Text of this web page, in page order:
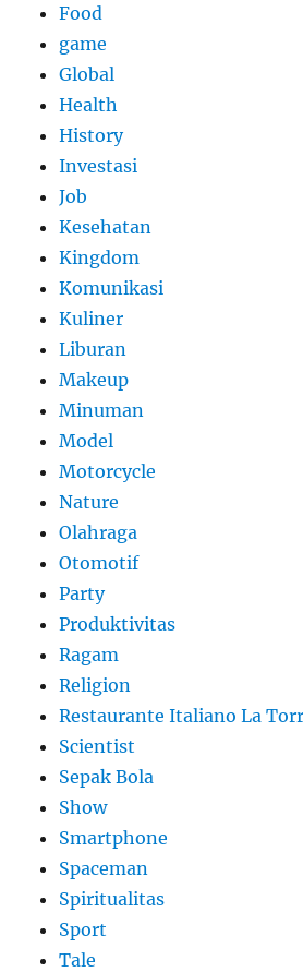
Food
game
Global
Health
History
Investasi
Job
Kesehatan
Kingdom
Komunikasi
Kuliner
Liburan
Makeup
Minuman
Model
Motorcycle
Nature
Olahraga
Otomotif
Party
Produktivitas
Ragam
Religion
Restaurante Italiano La
Scientist
Sepak Bola
Show
Smartphone
Spaceman
Spiritualitas
Sport
Tale